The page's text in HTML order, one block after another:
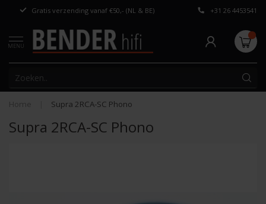
Gratis verzending vanaf €50,- (NL & BE) Persoonlijk
+31 26 4453541
MENU
Home Supra 2RCA-SC Phono
Supra 2RCA-SC Phono